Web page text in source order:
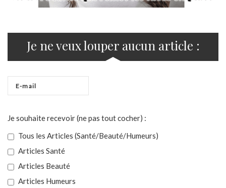
Je ne veux louper aucun article :
Je souhaite recevoir (ne pas tout cocher) :
Tous les Articles (Santé/Beauté/Humeurs)
Articles Santé
Articles Beauté
Articles Humeurs